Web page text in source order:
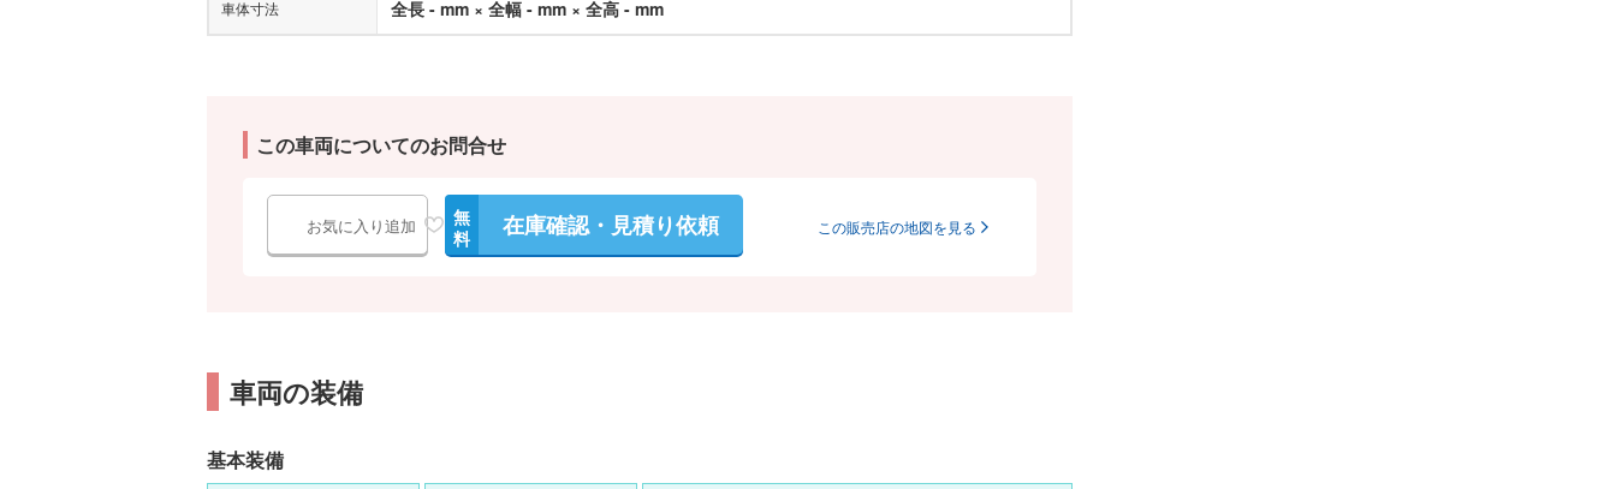
車体寸法 全長 - mm × 全幅 - mm × 全高 - mm
この車両についてのお問合せ
お気に入り追加
無
料
在庫確認・見積り依頼 この販売店の地図を見る
車両の装備
基本装備